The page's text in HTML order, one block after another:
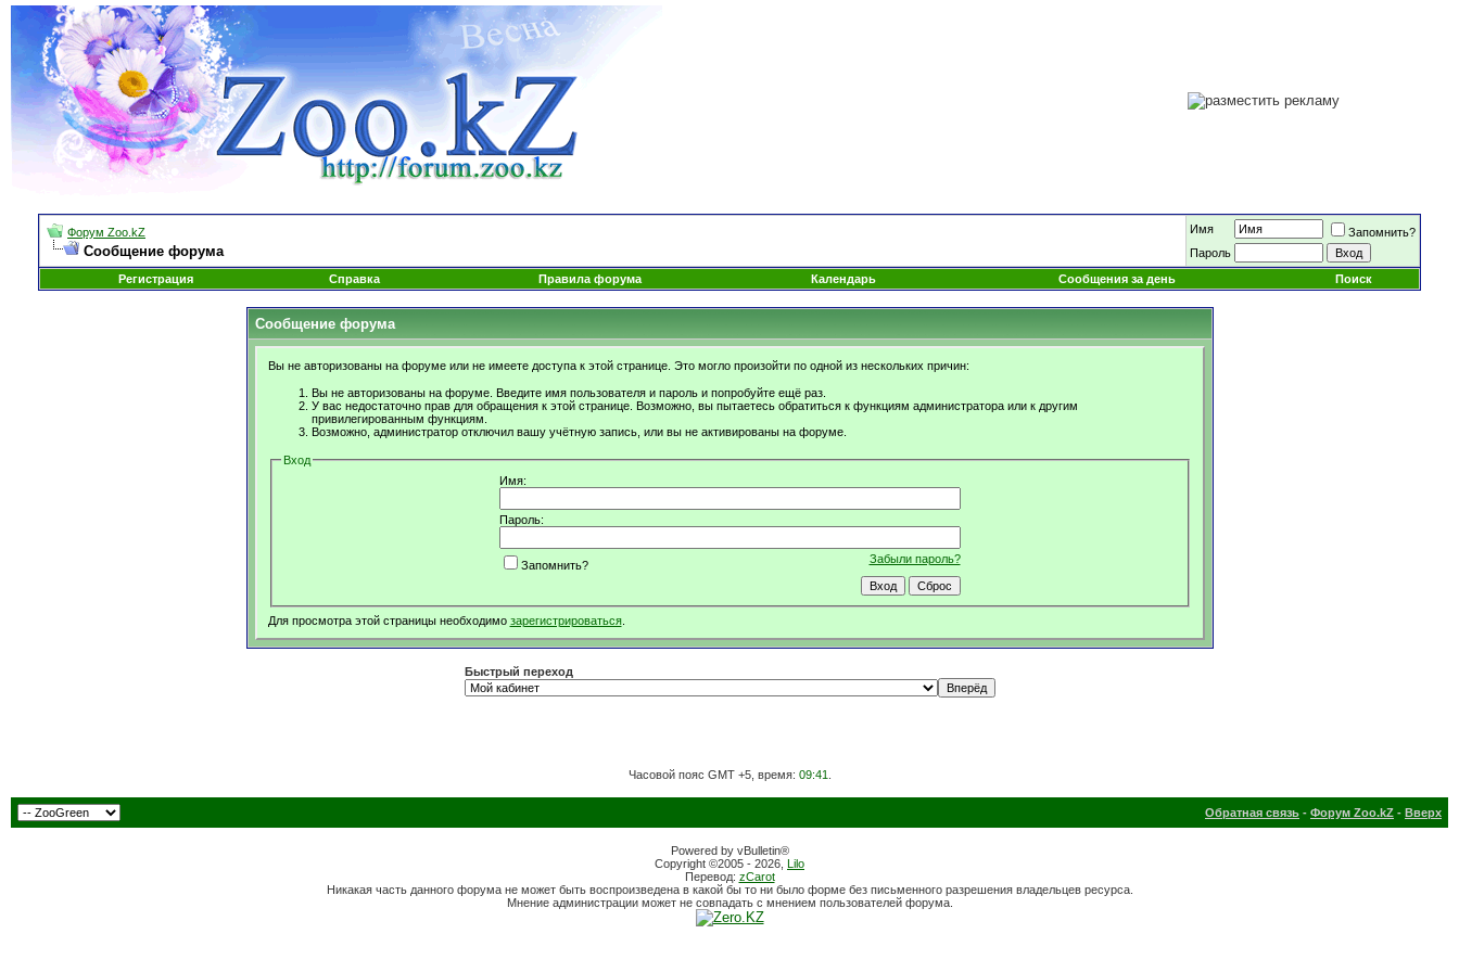
Форум Zoo.kZ
Сообщение форума
Имя
Запомнить?
Пароль
Регистрация
Справка Правила форума Календарь Сообщения за день Поиск
Сообщение форума
Вы не авторизованы на форуме или не имеете доступа к этой странице. Это могло произойти по одной из нескольких причин:
Вы не авторизованы на форуме. Введите имя пользователя и пароль и попробуйте ещё раз.
У вас недостаточно прав для обращения к этой странице. Возможно, вы пытаетесь обратиться к функциям администратора или к другим
привилегированным функциям.
Возможно, администратор отключил вашу учётную запись, или вы не активированы на форуме.
Вход
Имя:
Пароль:
Забыли пароль?
Запомнить?
Для просмотра этой страницы необходимо зарегистрироваться.
Быстрый переход
Часовой пояс GMT +5, время: 09:41
Обратная связь - Форум Zoo.kZ - Вверх
Powered by vBulletin®
Copyright ©2005 - 2026, Lilo
Перевод: zCarot
Никакая часть данного форума не может быть воспроизведена в какой бы то ни было форме без письменного разрешения владельцев ресурса.
Мнение администрации может не совпадать с мнением пользователей форума.